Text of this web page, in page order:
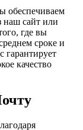
обеспечиваем
наш сайт или
где вы
сроке и
гарантирует
качество